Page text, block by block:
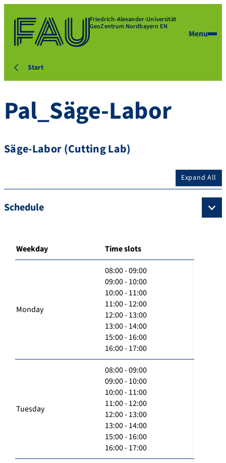
Friedrich-Alexander-Universität
GeoZentrum Nordbayern EN
Menu
Start
Pal_Säge-Labor
Säge-Labor (Cutting Lab)
Expand All
Schedule
Weekday Time slots
Monday
08:00 - 09:00
09:00 - 10:00
10:00 - 11:00
11:00 - 12:00
12:00 - 13:00
13:00 - 14:00
15:00 - 16:00
16:00 - 17:00
Tuesday
08:00 - 09:00
09:00 - 10:00
10:00 - 11:00
11:00 - 12:00
12:00 - 13:00
13:00 - 14:00
15:00 - 16:00
16:00 - 17:00